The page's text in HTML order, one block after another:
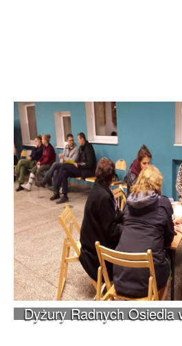
Dyżury Radnych Osiedla